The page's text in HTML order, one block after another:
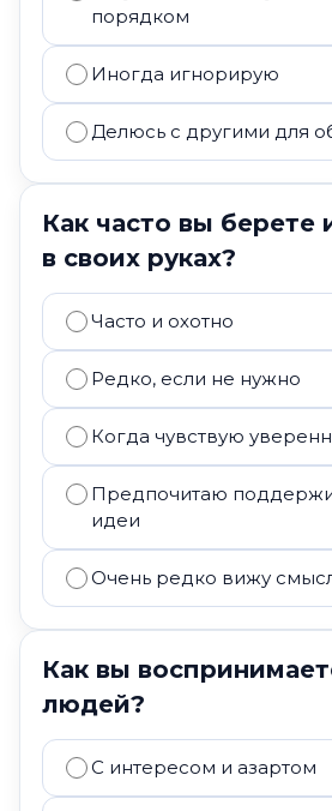
порядком
Иногда игнорирую
Делюсь с другими для
Как часто вы берете
в своих руках?
Часто и охотно
Редко, если не нужно
Когда чувствую
Предпочитаю
идеи
Очень редко вижу
Как вы
людей?
С интересом и азартом